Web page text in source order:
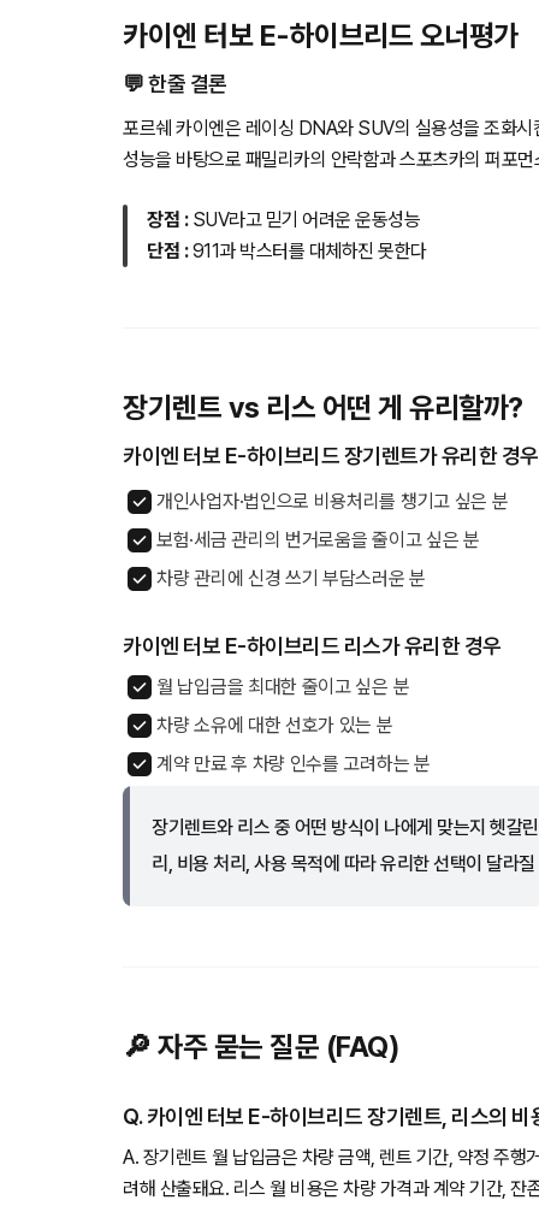
카이엔 터보 E-하이브리드 오너평가
💬 한줄 결론
포르쉐 카이엔은 레이싱 DNA와 SUV의 실용성을 조화
성능을 바탕으로 패밀리카의 안락함과 스포츠카의 퍼포
장점 : SUV라고 믿기 어려운 운동성능
단점 :911과 박스터를 대체하진 못한다
장기렌트 vs 리스 어떤 게 유리할까?
카이엔 터보 E-하이브리드 장기렌트가 유리한 경우
개인사업자·법인으로 비용처리를 챙기고 싶은 분
보험·세금 관리의 번거로움을 줄이고 싶은 분
차량 관리에 신경 쓰기 부담스러운 분
카이엔 터보 E-하이브리드 리스가 유리한 경우
월 납입금을 최대한 줄이고 싶은 분
차량 소유에 대한 선호가 있는 분
계약 만료 후 차량 인수를 고려하는 분
장기렌트와 리스 중 어떤 방식이 나에게 맞는지 헷갈
리, 비용 처리, 사용 목적에 따라 유리한 선택이 달라
🔎 자주 묻는 질문 (FAQ)
Q. 카이엔 터보 E-하이브리드 장기렌트, 리스의
A. 장기렌트 월 납입금은 차량 금액, 렌트 기간, 약정 주행
려해 산출돼요. 리스 월 비용은 차량 가격과 계약 기간,